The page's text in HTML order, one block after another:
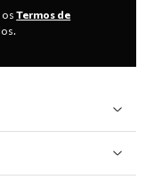
osTermos de